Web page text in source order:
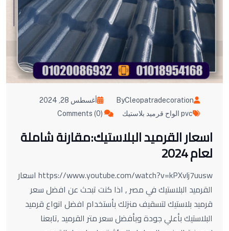
ByCleopatradecoration
أغسطس 28, 2024
pvc الواح قرميد بلاستيك
اسعار القرميد البلاستيك:مقارنة شاملة
لعام 2024
https://www.youtube.com/watch?v=kPXvlj7uusw اسعار
القرميد البلاستيك في مصر , اذا كنت تبحث عن افضل سعر
قرميد بلاستيك لتسقيف منزلك بأستخدام افضل انواع قرميد
البلاستيك بأعلي جودة وبأفضل سعر متر القرميد ,تابعنا